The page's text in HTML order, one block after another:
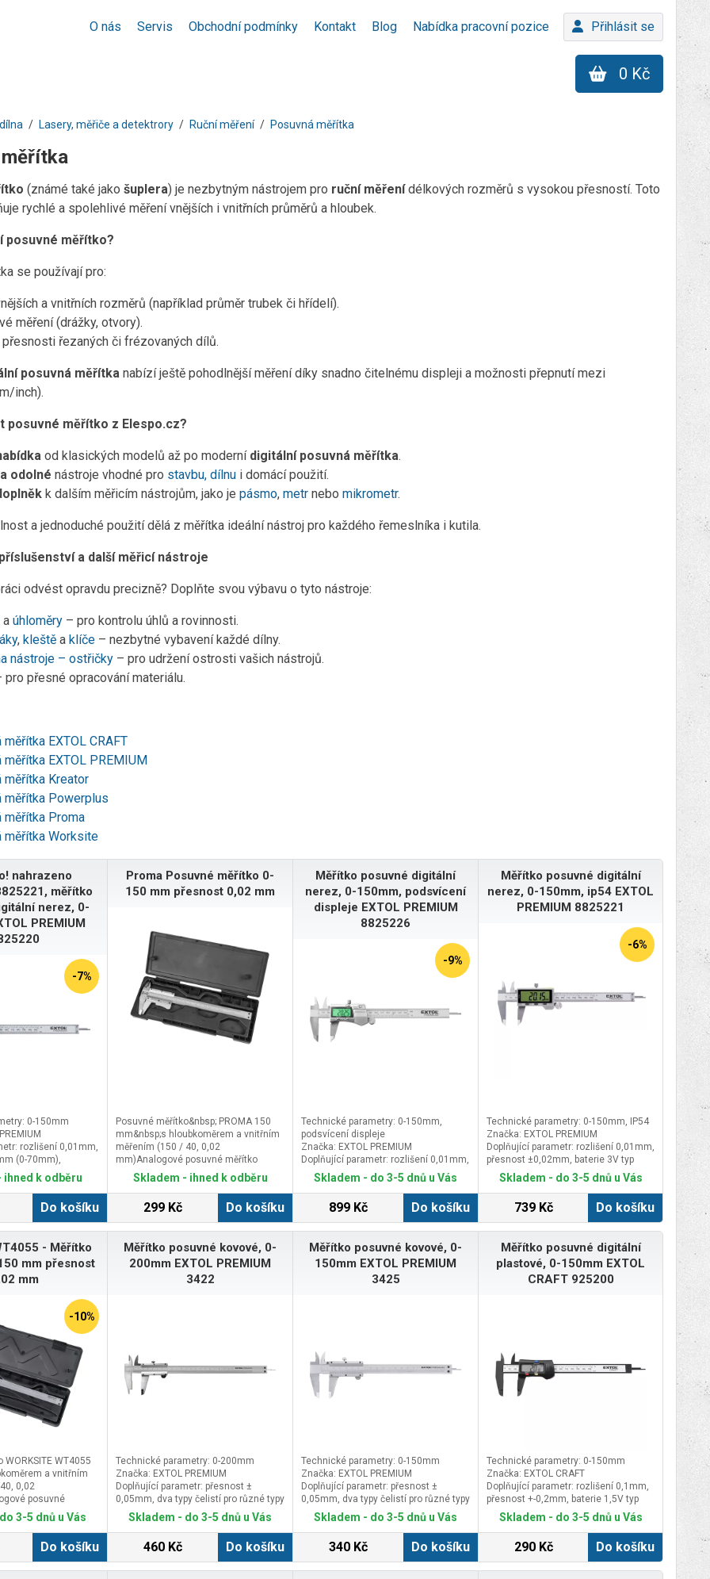
O nás Servis Obchodní podmínky Kontakt Blog Nabídka pracovní pozice Přihlásit se
0 Kč
Lasery, měřiče a detektrory Ruční měření Posuvná měřítka
(známé také jako šuplera) je nezbytným nástrojem pro ruční měřenídélkových rozměrů s vysokou přesností. Toto
rychlé a spolehlivé měření vnějších i vnitřních průměrů a hloubek.
posuvné měřítko?
se používají pro:
a vnitřních rozměrů (například průměr trubek či hřídelí).
měření (drážky, otvory).
přesnosti řezaných či frézovaných dílů.
posuvná měřítka nabízí ještě pohodlnější měření díky snadno čitelnému displeji a možnosti přepnutí mezi
inch).
posuvné měřítko z Elespo.cz?
od klasických modelů až po moderní digitální posuvná měřítka.
odolné nástroje vhodné pro stavbu, dílnu i domácí použití.
k dalším měřicím nástrojům, jako je pásmo, metr nebo mikrometr.
a jednoduché použití dělá z měřítka ideální nástroj pro každého řemeslníka i kutila.
a další měřicí nástroje
odvést opravdu precizně? Doplňte svou výbavu o tyto nástroje:
a úhloměry – pro kontrolu úhlů a rovinnosti.
, kleště a klíče – nezbytné vybavení každé dílny.
nástroje – ostřičky – pro udržení ostrosti vašich nástrojů.
pro přesné opracování materiálu.
měřítka EXTOL CRAFT
měřítka EXTOL PREMIUM
měřítka Kreator
měřítka Powerplus
měřítka Proma
měřítka Worksite
nahrazeno
měřítko
nerez, 0-
PREMIUM
-7%
0-150mm
rozlišení 0,01mm,
(0-70mm),
(>70mm), baterie
v plastové
ihned k odběru
Do košíku
Proma Posuvné měřítko 0-
150 mm přesnost 0,02 mm
Posuvné měřítko&nbsp; PROMA 150
mm&nbsp;s hloubkoměrem a vnitřním
měřením (150 / 40, 0,02
mm)Analogové posuvné měřítko
PROMA 150 mm se zvýšeným
jezdcem a plochým hloubkoměrem je
na zadní straně vybaveno tabulkou
závitů.Hlavní výhody
Plně stavitelná posuvová
mm&nbsp;Dvě měrné
stupnicePřesnost metrické&nbsp;
stupnice 0,02 mm&nbsp;Přesnost
palcové stupnice 0,001
Skladem - ihned k odběru
299 Kč Do košíku
Měřítko posuvné digitální
nerez, 0-150mm, podsvícení
displeje EXTOL PREMIUM
8825226
-9%
Technické parametry: 0-150mm,
podsvícení displeje
Značka: EXTOL PREMIUM
Doplňující parametr: rozlišení 0,01mm,
přesnost ±0,02mm (0-70mm),
přesnost ±0,03mm (>70mm), baterie
3V typ CR2032, baleno v plastové
kazetě
Skladem - do 3-5 dnů u Vás
899 Kč Do košíku
Měřítko posuvné digitální
nerez, 0-150mm, ip54 EXTOL
PREMIUM 8825221
-6%
Technické parametry: 0-150mm, IP54
Značka: EXTOL PREMIUM
Doplňující parametr: rozlišení 0,01mm,
přesnost ±0,02mm, baterie 3V typ
CR1632, baleno v plastové kazetě
Skladem - do 3-5 dnů u Vás
739 Kč Do košíku
- Měřítko
mm přesnost
mm
-10%
WORKSITE WT4055
a vnitřním
0,02
posuvné
150 mm se
a plochým
závitů.&nbsp;Hlavní
3-5 dnů u Vás
Do košíku
Měřítko posuvné kovové, 0-
200mm EXTOL PREMIUM
3422
Technické parametry: 0-200mm
Značka: EXTOL PREMIUM
Doplňující parametr: přesnost ±
0,05mm, dva typy čelistí pro různé typy
měření, hloubkoměr, baleno v plastové
kazetě
Skladem - do 3-5 dnů u Vás
460 Kč Do košíku
Měřítko posuvné kovové, 0-
150mm EXTOL PREMIUM
3425
Technické parametry: 0-150mm
Značka: EXTOL PREMIUM
Doplňující parametr: přesnost ±
0,05mm, dva typy čelistí pro různé typy
měření, hloubkoměr, baleno v plastové
kazetě
Skladem - do 3-5 dnů u Vás
340 Kč Do košíku
Měřítko posuvné digitální
plastové, 0-150mm EXTOL
CRAFT 925200
Technické parametry: 0-150mm
Značka: EXTOL CRAFT
Doplňující parametr: rozlišení 0,1mm,
přesnost +-0,2mm, baterie 1,5V typ
LR44H, baleno v plastovém pouzdru
Skladem - do 3-5 dnů u Vás
290 Kč Do košíku